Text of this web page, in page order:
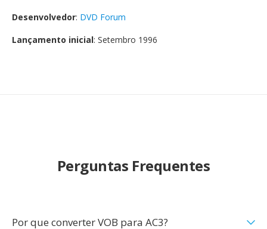
Desenvolvedor: DVD Forum
Lançamento inicial: Setembro 1996
Perguntas Frequentes
Por que converter VOB para AC3?